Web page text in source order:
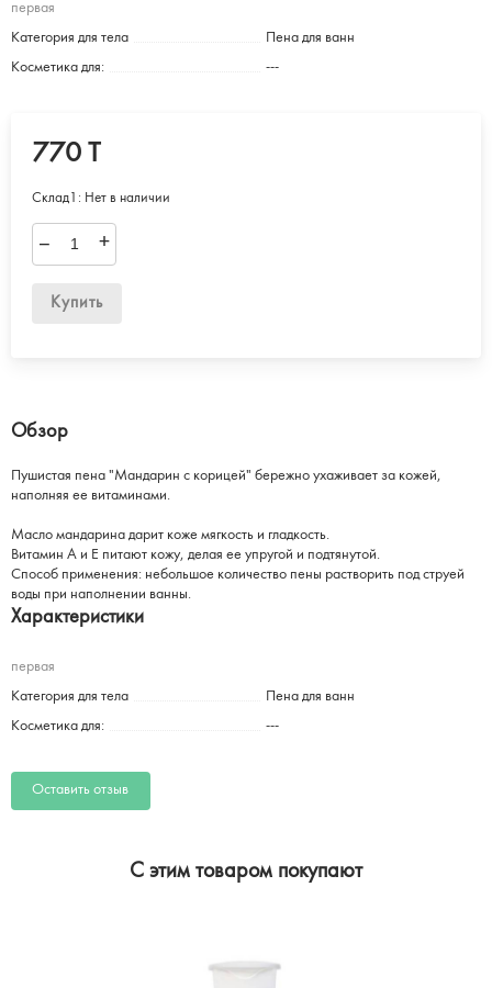
первая
Категория для тела Пена для ванн
Косметика для: ---
770 T
Склад1: Нет в наличии
– +
Купить
Обзор
Пушистая пена "Мандарин с корицей" бережно ухаживает за кожей,
наполняя ее витаминами.
Масло мандарина дарит коже мягкость и гладкость.
Витамин А и Е питают кожу, делая ее упругой и подтянутой.
Способ применения: небольшое количество пены растворить под струей
воды при наполнении ванны.
Характеристики
первая
Категория для тела Пена для ванн
Косметика для: ---
Оставить отзыв
C этим товаром покупают